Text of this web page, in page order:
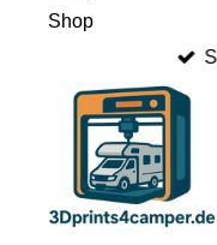
Shop